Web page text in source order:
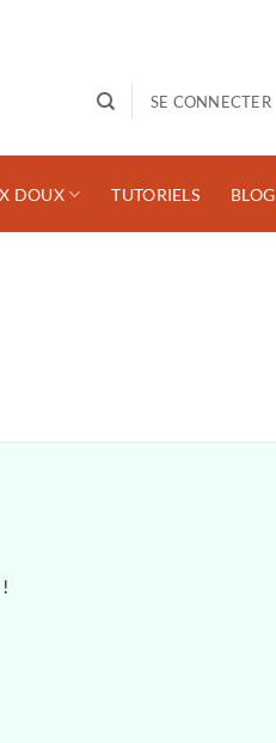
SE CONNECTER
DOUX TUTORIELS BLOG
!